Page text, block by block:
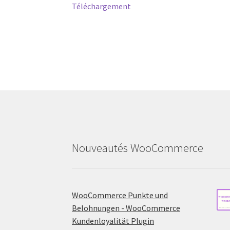
navigation
post:
Téléchargement
Nouveautés WooCommerce
WooCommerce Punkte und
Belohnungen - WooCommerce
Kundenloyalität Plugin